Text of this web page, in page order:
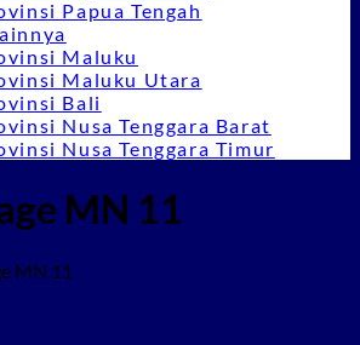
Papua Tengah
Maluku
Maluku Utara
Bali
Nusa Tenggara Barat
Nusa Tenggara Timur
MN 11
MN 11